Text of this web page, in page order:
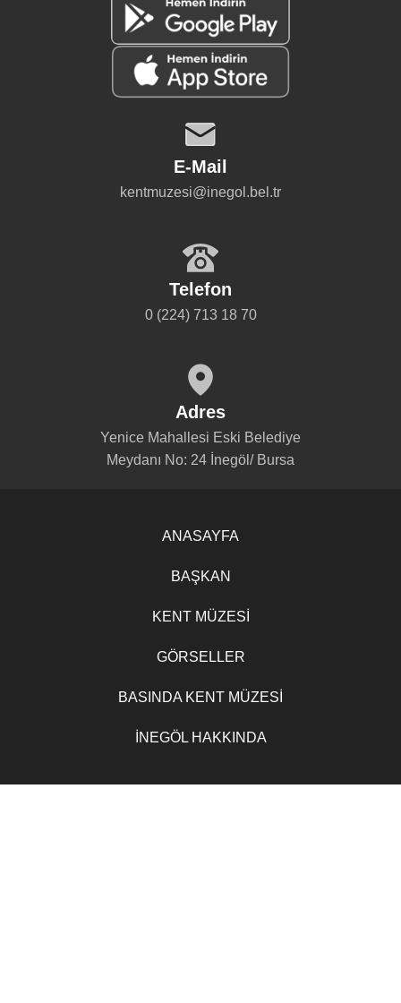
E-Mail
kentmuzesi@inegol.bel.tr
Telefon
0 (224) 713 18 70
Adres
Yenice Mahallesi Eski Belediye
Meydanı No: 24 İnegöl/ Bursa
ANASAYFA
BAŞKAN
KENT MÜZESİ
GÖRSELLER
BASINDA KENT MÜZESİ
İNEGÖL HAKKINDA